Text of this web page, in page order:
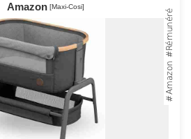
Amazon [Maxi-Cosi]